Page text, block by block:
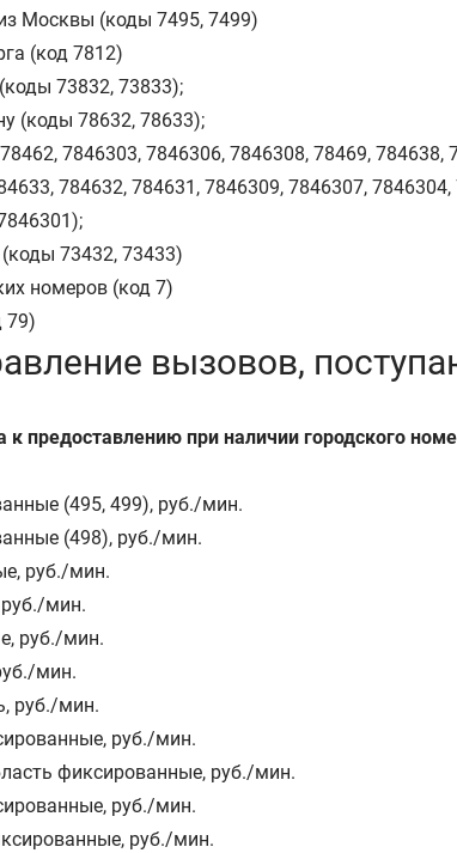
Москвы (коды 7495, 7499)
(код 7812)
73832, 73833);
(коды 78632, 78633);
7846303, 7846306, 7846308, 78469, 784638,
784632, 784631, 7846309, 7846307, 7846304,
(коды 73432, 73433)
номеров (код 7)
79)
вызовов,
к предоставлению при наличии городского
(495, 499), руб./мин.
(498), руб./мин.
, руб./мин.
руб./мин.
, руб./мин.
мин.
, руб./мин.
, руб./мин.
фиксированные, руб./мин.
, руб./мин.
, руб./мин.